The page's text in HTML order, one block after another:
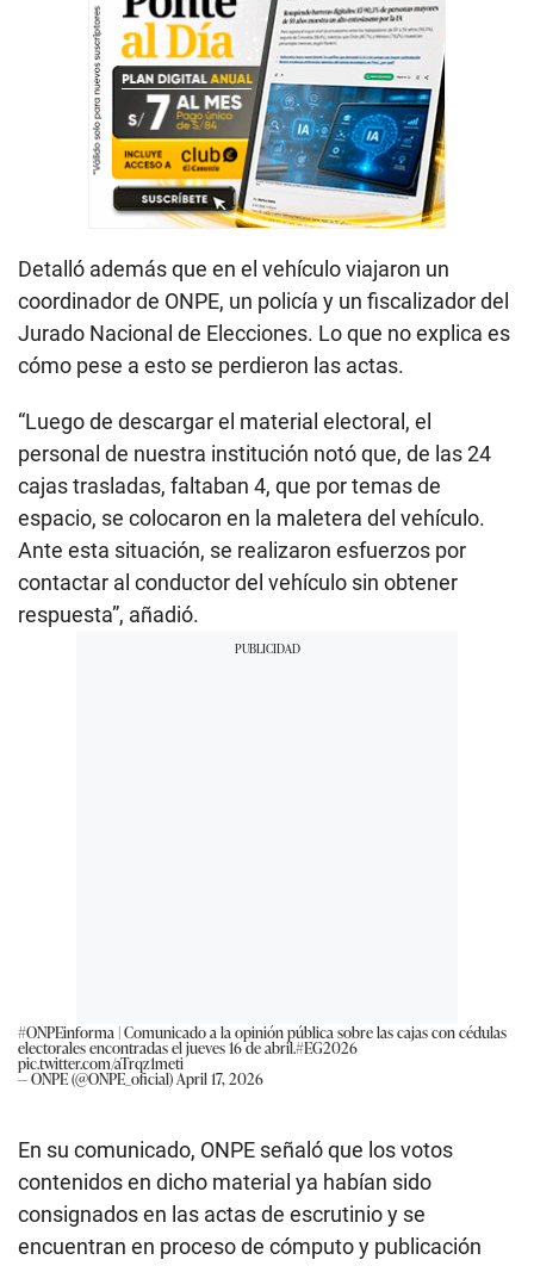
Detalló además que en el vehículo viajaron un
coordinador de ONPE, un policía y un fiscalizador del
Jurado Nacional de Elecciones. Lo que no explica es
cómo pese a esto se perdieron las actas.
“Luego de descargar el material electoral, el
personal de nuestra institución notó que, de las 24
cajas trasladas, faltaban 4, que por temas de
espacio, se colocaron en la maletera del vehículo.
Ante esta situación, se realizaron esfuerzos por
contactar al conductor del vehículo sin obtener
respuesta”, añadió.
#ONPEinforma | Comunicado a la opinión pública sobre las cajas con cédulas
electorales encontradas el jueves 16 de abril.#EG2026
pic.twitter.com/aTrqz1meti
— ONPE (@ONPE_oficial)April 17, 2026
En su comunicado, ONPE señaló que los votos
contenidos en dicho material ya habían sido
consignados en las actas de escrutinio y se
encuentran en proceso de cómputo y publicación